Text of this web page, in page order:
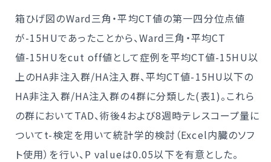
箱ひげ図のWard三角・平均CT値の第一四分位点値
が-15HUであったことから、Ward三角・平均CT
値-15HUをcut off値として症例を平均CT値-15HU以
上のHA非注入群/HA注入群、平均CT値-15HU以下の
HA非注入群/HA注入群の4群に分類した(表1)。これら
の群においてTAD、術後4および8週時テレスコープ量に
ついてt-検定を用いて統計学的検討（Excel内臓のソフ
ト使用）を行い、P valueは0.05以下を有意とした。